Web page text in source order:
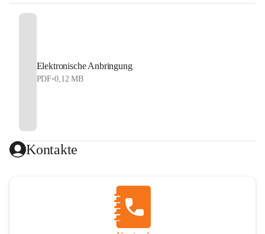
Elektronische Anbringung
PDF•0,12 MB
Kontakte